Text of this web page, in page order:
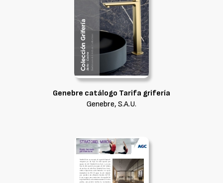
Genebre catálogo Tarifa grifería
Genebre, S.A.U.